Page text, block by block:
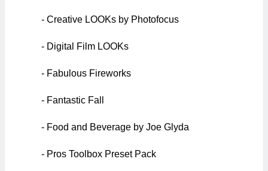
- Creative LOOKs by Photofocus
- Digital Film LOOKs
- Fabulous Fireworks
- Fantastic Fall
- Food and Beverage by Joe Glyda
- Pros Toolbox Preset Pack